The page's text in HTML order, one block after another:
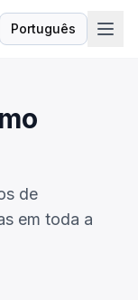
Português
Idioma
de
em toda a